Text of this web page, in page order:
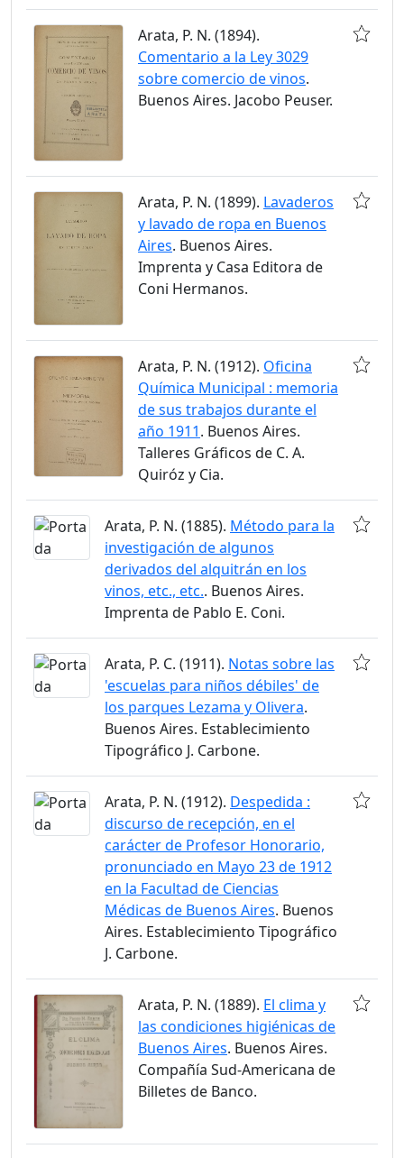
Arata, P. N. (1894).
Comentario a la Ley 3029
sobre comercio de vinos.
Buenos Aires. Jacobo Peuser.
Arata, P. N. (1899). Lavaderos
y lavado de ropa en Buenos
Aires. Buenos Aires.
Imprenta y Casa Editora de
Coni Hermanos.
Arata, P. N. (1912). Oficina
Química Municipal : memoria
de sus trabajos durante el
año 1911. Buenos Aires.
Talleres Gráficos de C. A.
Quiróz y Cia.
Arata, P. N. (1885). Método para la
investigación de algunos
derivados del alquitrán en los
vinos, etc., etc.. Buenos Aires.
Imprenta de Pablo E. Coni.
Arata, P. C. (1911). Notas sobre las
'escuelas para niños débiles' de
los parques Lezama y Olivera.
Buenos Aires. Establecimiento
Tipográfico J. Carbone.
Arata, P. N. (1912). Despedida :
discurso de recepción, en el
carácter de Profesor Honorario,
pronunciado en Mayo 23 de 1912
en la Facultad de Ciencias
Médicas de Buenos Aires. Buenos
Aires. Establecimiento Tipográfico
J. Carbone.
Arata, P. N. (1889). El clima y
las condiciones higiénicas de
Buenos Aires. Buenos Aires.
Compañía Sud-Americana de
Billetes de Banco.